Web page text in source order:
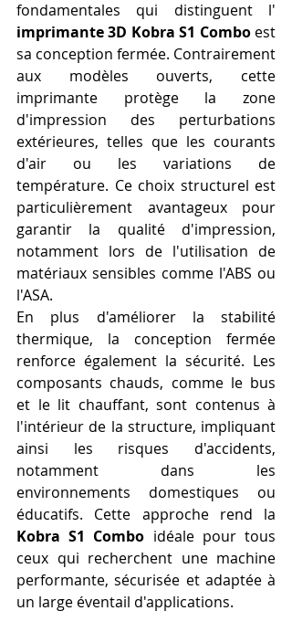
imprimante 3D Kobra S1 Combo est
sa conception fermée. Contrairement
aux modèles ouverts, cette
imprimante protège la zone
d'impression des perturbations
extérieures, telles que les courants
d'air ou les variations de
température. Ce choix structurel est
particulièrement avantageux pour
garantir la qualité d'impression,
notamment lors de l'utilisation de
matériaux sensibles comme l'ABS ou
l'ASA.
En plus d'améliorer la stabilité
thermique, la conception fermée
renforce également la sécurité. Les
composants chauds, comme le bus
et le lit chauffant, sont contenus à
l'intérieur de la structure, impliquant
ainsi les risques d'accidents,
notamment dans les
environnements domestiques ou
Kobra S1 Combo idéale pour tous
ceux qui recherchent une machine
performante, sécurisée et adaptée à
un large éventail d'applications.